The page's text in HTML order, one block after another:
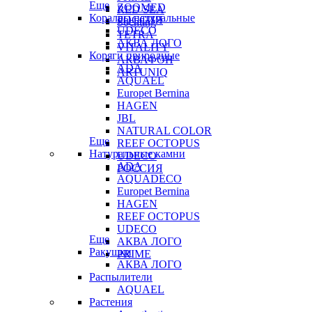
RED SEA
Sochting
TETRA
VITALITY
АКВАФОН
ARTUNIQ
ZOOMED
РОССИЯ
Еще
Кораллы натуральные
UDECO
АКВА ЛОГО
Коряги природные
ADA
AQUAEL
Europet Bernina
HAGEN
JBL
NATURAL COLOR
REEF OCTOPUS
UDECO
РОССИЯ
Еще
Натуральные камни
ADA
AQUADECO
Europet Bernina
HAGEN
REEF OCTOPUS
UDECO
АКВА ЛОГО
PRIME
Еще
Ракушки
АКВА ЛОГО
Распылители
AQUAEL
Растения